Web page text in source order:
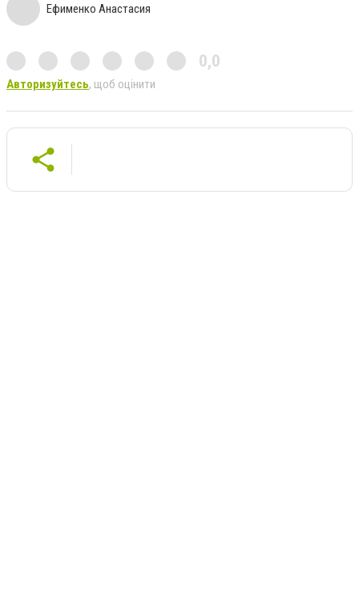
Ефименко Анастасия
0,0
Авторизуйтесь, щоб оцінити